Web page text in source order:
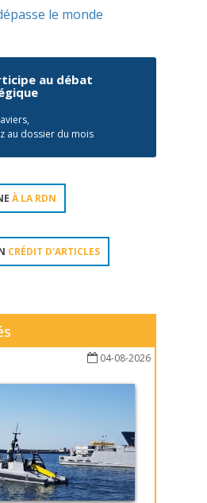
le monde
au débat
au dossier du mois
À LA RDN
CRÉDIT D'ARTICLES
04-08-2026